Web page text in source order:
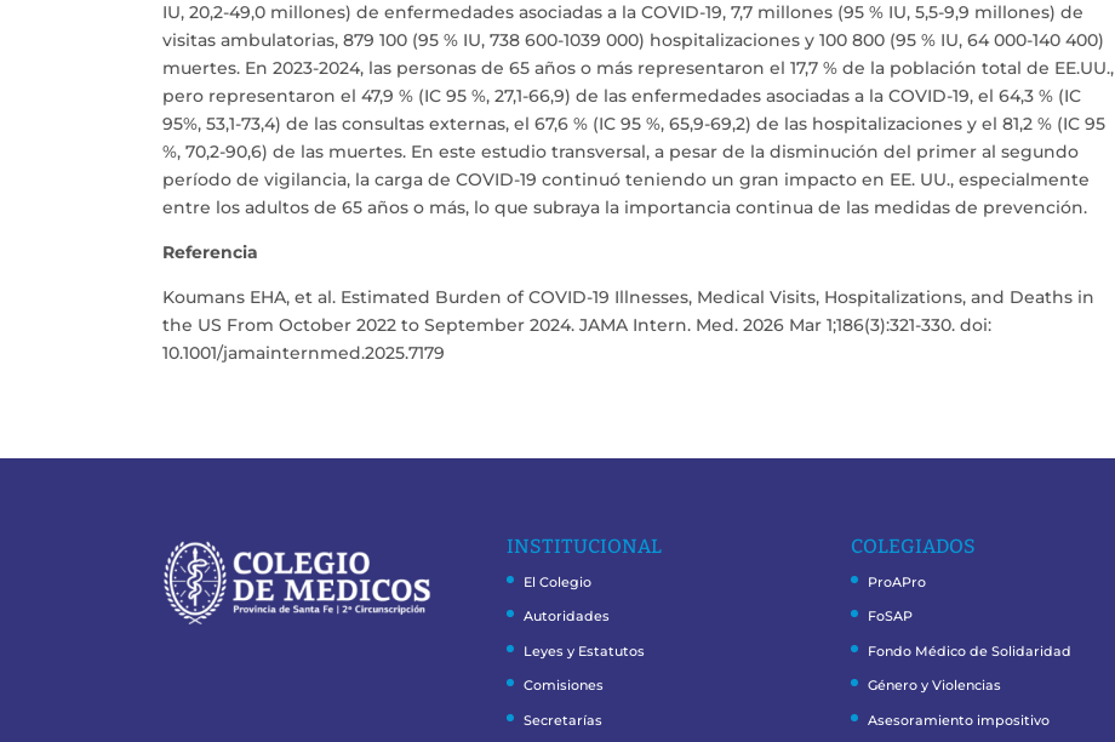
IU, 20,2-49,0 millones) de enfermedades asociadas a la COVID-19, 7,7 millones (95 % IU, 5,5-9,9 millones) de
visitas ambulatorias, 879 100 (95 % IU, 738 600-1039 000) hospitalizaciones y 100 800 (95 % IU, 64 000-140 400)
muertes. En 2023-2024, las personas de 65 años o más representaron el 17,7 % de la población total de EE.UU.,
pero representaron el 47,9 % (IC 95 %, 27,1-66,9) de las enfermedades asociadas a la COVID-19, el 64,3 % (IC
95%, 53,1-73,4) de las consultas externas, el 67,6 % (IC 95 %, 65,9-69,2) de las hospitalizaciones y el 81,2 % (IC 95
%, 70,2-90,6) de las muertes. En este estudio transversal, a pesar de la disminución del primer al segundo
período de vigilancia, la carga de COVID-19 continuó teniendo un gran impacto en EE. UU., especialmente
entre los adultos de 65 años o más, lo que subraya la importancia continua de las medidas de prevención.
Referencia
Koumans EHA, et al. Estimated Burden of COVID-19 Illnesses, Medical Visits, Hospitalizations, and Deaths in
the US From October 2022 to September 2024. JAMA Intern. Med. 2026 Mar 1;186(3):321-330. doi:
10.1001/jamainternmed.2025.7179
INSTITUCIONAL
El Colegio
Autoridades
Leyes y Estatutos
Comisiones
Secretarías
COLEGIADOS
ProAPro
FoSAP
Fondo Médico de Solidaridad
Género y Violencias
Asesoramiento impositivo